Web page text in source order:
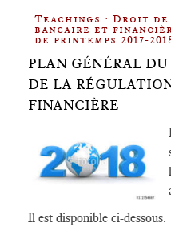
Teachings : Droit
bancaire et
de printemps 2017-
PLAN GÉNÉRAL DU
DE LA
FINANCIÈRE
Il est disponible ci-dessous.